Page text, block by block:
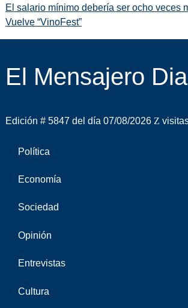
El salario mínimo debería ser ocho veces
Vuelve “VinoFest”
El Mensajero
Edición # 5847 del día 07/08/2026
Política
Economía
Sociedad
Opinión
Entrevistas
Cultura